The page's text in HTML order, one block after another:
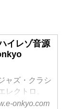
イレゾ音源
ャズ・クラシ
レクトロ。
イレゾで配信
onkyo.com